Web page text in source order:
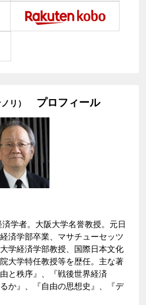
リ） プロフィール
学者。大阪大学名誉教授。元日
済学部卒業、マサチューセッツ
学経済学部教授、国際日本文化
大学特任教授等を歴任。主な著
と秩序』、『戦後世界経済
か』、『自由の思想史』、『デ